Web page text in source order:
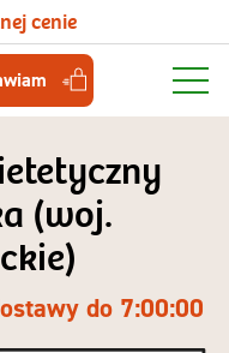
cenie
(woj.
do 7:00:00